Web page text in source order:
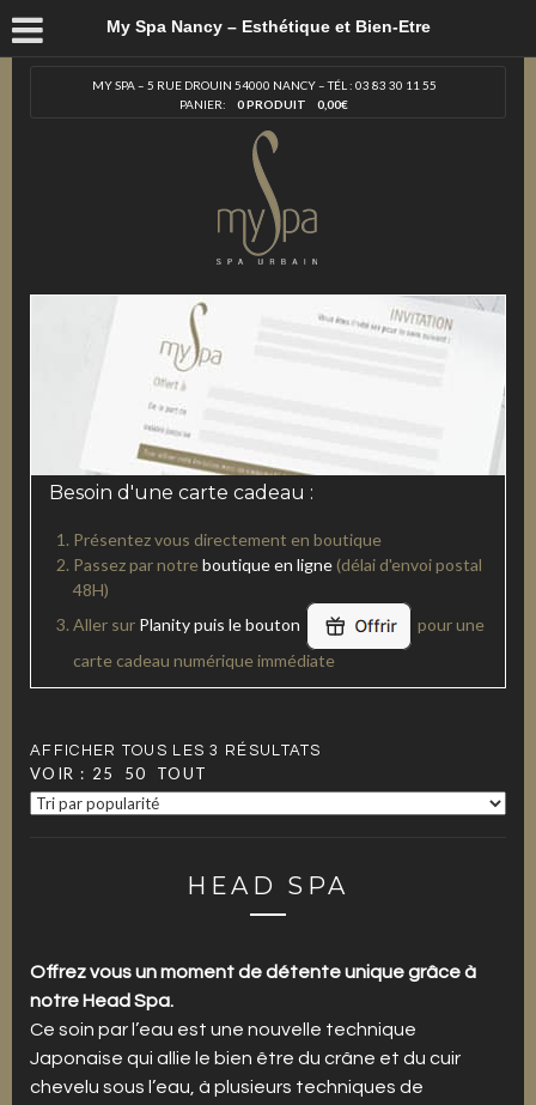
My Spa Nancy – Esthétique et Bien-Etre
MY SPA – 5 RUE DROUIN 54000 NANCY – TÉL : 03 83 30 11 55
PANIER:
0 PRODUIT 0,00€
Besoin d'une carte cadeau :
Présentez vous directement en boutique
Passez par notre boutique en ligne (délai d'envoi postal
48H)
Aller sur Planity puis le bouton
pour une
carte cadeau numérique immédiate
AFFICHER TOUS LES 3 RÉSULTATS
VOIR : 25 50 TOUT
HEAD SPA
Offrez vous un moment de détente unique grâce à
notre Head Spa.
Ce soin par l’eau est une nouvelle technique
Japonaise qui allie le bien être du crâne et du cuir
chevelu sous l’eau, à plusieurs techniques de